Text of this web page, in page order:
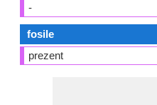
-
fosile
prezent